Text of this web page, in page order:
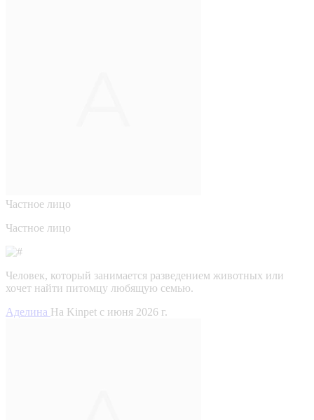
Частное лицо
Частное лицо
Человек, который занимается разведением животных или
хочет найти питомцу любящую семью.
Аделина На Kinpet c июня 2026 г.